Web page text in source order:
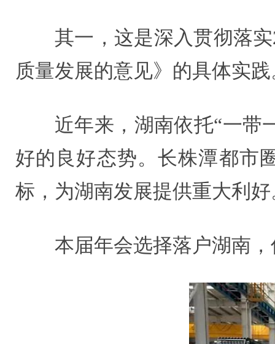
其一，这是深入贯彻落
质量发展的意见》的具体实
近年来，湖南依托“一带
好的良好态势。长株潭都市
标，为湖南发展提供重大利好
本届年会选择落户湖南